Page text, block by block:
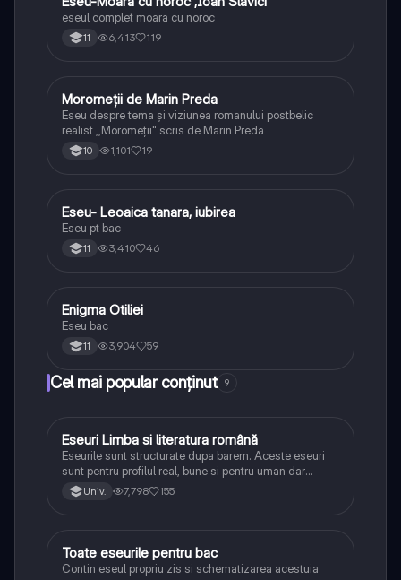
eseul complet moara cu noroc
11 6,413 119
Limba și literatura română
Moromeții de Marin Preda
Eseu despre tema și viziunea romanului postbelic
realist ,,Moromeții" scris de Marin Preda
10 1,101 19
Limba și literatura română
Eseu- Leoaica tanara, iubirea
Eseu pt bac
11 3,410 46
Limba și literatura română
Enigma Otiliei
Eseu bac
11 3,904 59
Cel mai popular conținut 9
Limba și literatura română
Eseuri Limba si literatura română
Eseurile sunt structurate dupa barem. Aceste eseuri
sunt pentru profilul real, bune si pentru uman dar
lipsesc relatiile dintre personaje si caracrerizarile.
Univ. 7,798 155
Limba și literatura română
Toate eseurile pentru bac
Contin eseul propriu zis si schematizarea acestuia